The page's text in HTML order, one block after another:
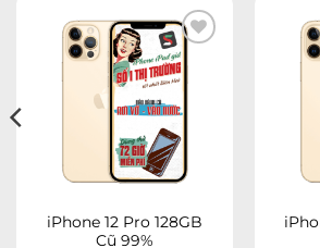
Add to
wishlist
iPhone 12 Pro 128GB
Cũ 99%